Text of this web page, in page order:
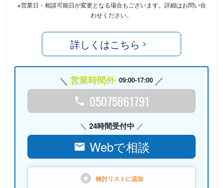
※営業日・相談可能日が変更となる場合もございます。詳細はお問い合
わせください。
詳しくはこちら
営業時間外 09:00-17:00
05075861791
24時間受付中
Webで相談
検討リストに追加